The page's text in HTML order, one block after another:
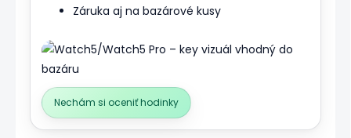
Záruka aj na bazárové kusy
Nechám si oceniť hodinky